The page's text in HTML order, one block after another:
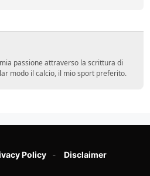
passione attraverso la scrittura di
modo il calcio, il mio sport preferito.
Policy Disclaimer